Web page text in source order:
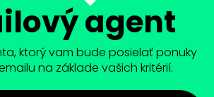
agent
ktorý vam bude posielať ponuky
na základe vašich kritérií.